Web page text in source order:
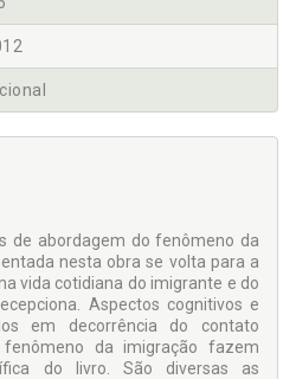
de abordagem do fenômeno da
nesta obra se volta para a
vida cotidiana do imigrante e do
Aspectos cognitivos e
em decorrência do contato
da imigração fazem
do livro. São diversas as